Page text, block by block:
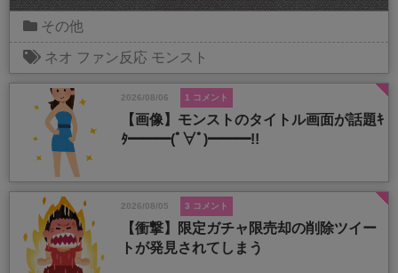
その他
ネオ ファン反応 モンスト
2026/08/06 1 コメント
【画像】モンストのタイトル画面が話題ｷ
ﾀ━━━(ﾟ∀ﾟ)━━━!!
2026/08/05 3 コメント
【衝撃】限定ガチャ限売却の削除ツイー
トが発見されてしまう